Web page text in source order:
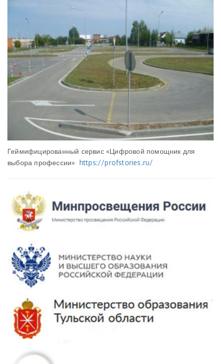
Геймифицированный сервис «Цифровой помощник для
выбора профессии» https://profstories.ru/